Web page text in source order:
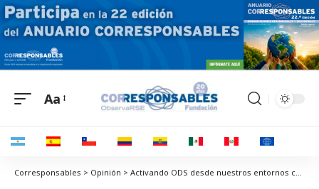
Aa
Corresponsables > Opinión > Activando ODS desde nuestros entornos cotidianos: los ODS están a la vuelta de la esquina